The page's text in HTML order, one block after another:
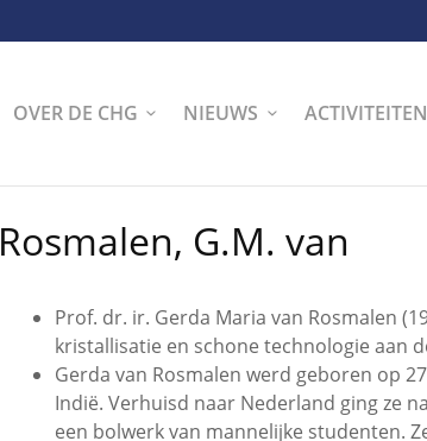
OVER DE CHG NIEUWS ACTIVITEITEN
Rosmalen, G.M. van
Prof. dr. ir. Gerda Maria van Rosmalen
kristallisatie en schone technologie aan
Gerda van Rosmalen werd geboren op
Indië. Verhuisd naar Nederland ging ze
een bolwerk van mannelijke studenten.